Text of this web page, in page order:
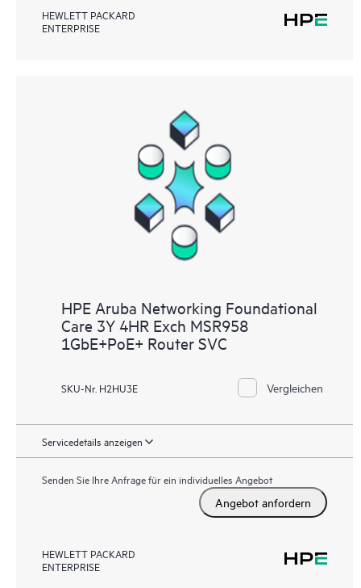
HEWLETT PACKARD
ENTERPRISE
HPE Aruba Networking Foundational
Care 3Y 4HR Exch MSR958
1GbE+PoE+ Router SVC
SKU-Nr. H2HU3E Vergleichen
Servicedetails anzeigen
Senden Sie Ihre Anfrage für ein individuelles Angebot
Angebot anfordern
HEWLETT PACKARD
ENTERPRISE